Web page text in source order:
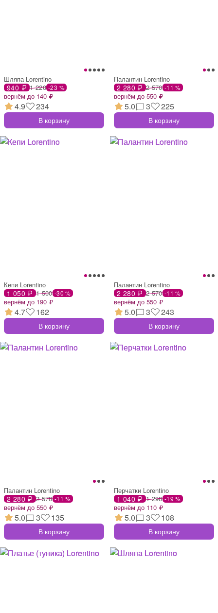
Шляпа Lorentino
940 ₽ 1 220 -23 %
вернём до 140 ₽
4.9 234
В корзину
Палантин Lorentino
2 280 ₽ 2 570 -11 %
вернём до 550 ₽
5.0 3 225
В корзину
Кепи Lorentino
1 050 ₽ 1 500 -30 %
вернём до 190 ₽
4.7 162
В корзину
Палантин Lorentino
2 280 ₽ 2 570 -11 %
вернём до 550 ₽
5.0 3 243
В корзину
Палантин Lorentino
2 280 ₽ 2 570 -11 %
вернём до 550 ₽
5.0 3 135
В корзину
Перчатки Lorentino
1 040 ₽ 1 290 -19 %
вернём до 110 ₽
5.0 3 108
В корзину